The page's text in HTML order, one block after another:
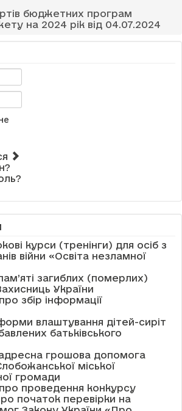
бюджетних програм
на 2024 рік від 04.07.2024
курси (тренінги) для осіб з
війни «Освіта незламної
загиблих (померлих)
України
збір інформації
влаштування дітей-сиріт
батьківського
грошова допомога
міської
громади
проведення конкурсу
початок перевірки на